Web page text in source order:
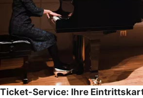
Ticket-Service: Ihre